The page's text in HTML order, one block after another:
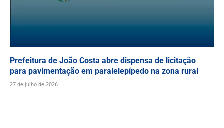
Prefeitura de João Costa abre dispensa de licitação
para pavimentação em paralelepípedo na zona rural
27 de julho de 2026